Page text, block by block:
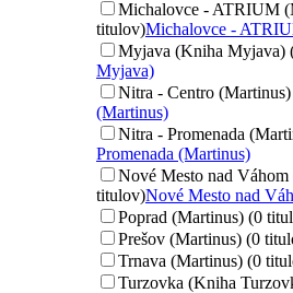
Michalovce - ATRIUM
titulov)Michalovce -
Myjava (Kniha Myjava)
Myjava)
Nitra - Centro
(Martinus)
Nitra - Promenada
Promenada (Martinus)
Nové Mesto nad
titulov)Nové Mesto nad
Poprad (Martinus) (0
Prešov (Martinus) (0
Trnava (Martinus) (0
Turzovka (Kniha